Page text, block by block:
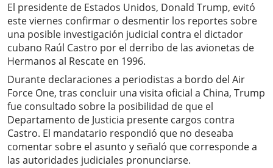
El presidente de Estados Unidos, Donald Trump, evitó
este viernes confirmar o desmentir los reportes sobre
una posible investigación judicial contra el dictador
cubano Raúl Castro por el derribo de las avionetas de
Hermanos al Rescate en 1996.
Durante declaraciones a periodistas a bordo del Air
Force One, tras concluir una visita oficial a China, Trump
fue consultado sobre la posibilidad de que el
Departamento de Justicia presente cargos contra
Castro. El mandatario respondió que no deseaba
comentar sobre el asunto y señaló que corresponde a
las autoridades judiciales pronunciarse.